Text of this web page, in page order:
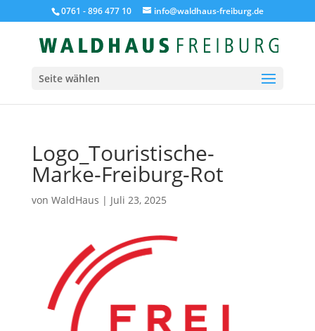
0761 - 896 477 10 info@waldhaus-freiburg.de
Seite wählen
Logo_Touristische-
Marke-Freiburg-Rot
von WaldHaus | Juli 23, 2025